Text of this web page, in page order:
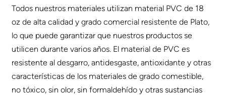
Todos nuestros materiales utilizan material PVC de 18
oz de alta calidad y grado comercial resistente de Plato,
lo que puede garantizar que nuestros productos se
utilicen durante varios años. El material de PVC es
resistente al desgarro, antidesgaste, antioxidante y otras
características de los materiales de grado comestible,
no tóxico, sin olor, sin formaldehído y otras sustancias